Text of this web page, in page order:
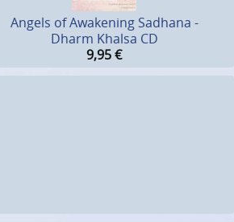
Angels of Awakening Sadhana -
Dharm Khalsa CD
9,95€